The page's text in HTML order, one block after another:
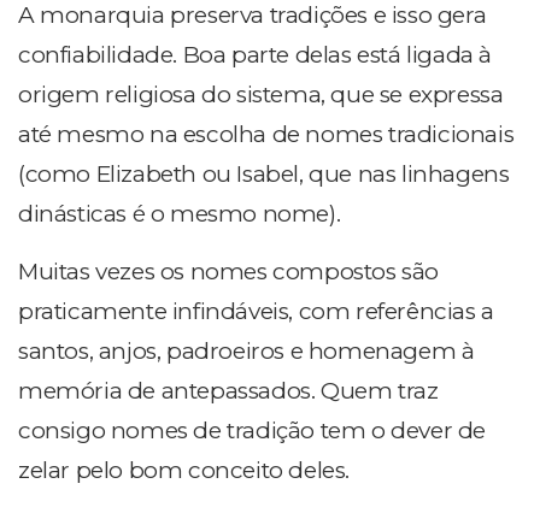
A monarquia preserva tradições e isso gera
confiabilidade. Boa parte delas está ligada à
origem religiosa do sistema, que se expressa
até mesmo na escolha de nomes tradicionais
(como Elizabeth ou Isabel, que nas linhagens
dinásticas é o mesmo nome).
Muitas vezes os nomes compostos são
praticamente infindáveis, com referências a
santos, anjos, padroeiros e homenagem à
memória de antepassados. Quem traz
consigo nomes de tradição tem o dever de
zelar pelo bom conceito deles.